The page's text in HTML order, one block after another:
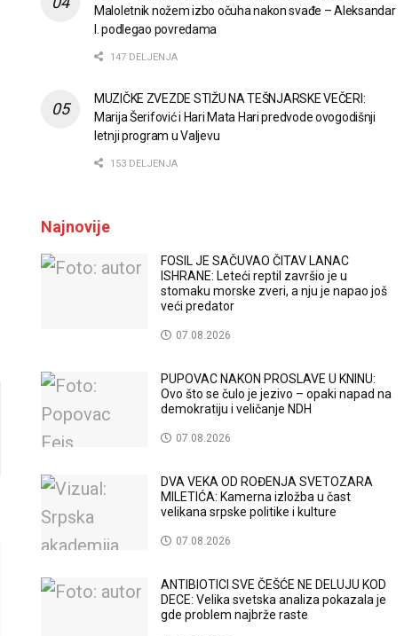
Maloletnik nožem izbo očuha nakon svađe – Aleksandar
I. podlegao povredama
147 DELJENJA
MUZIČKE ZVEZDE STIŽU NA TEŠNJARSKE VEČERI:
Marija Šerifović i Hari Mata Hari predvode ovogodišnji
letnji program u Valjevu
153 DELJENJA
Najnovije
FOSIL JE SAČUVAO ČITAV LANAC
ISHRANE: Leteći reptil završio je u
stomaku morske zveri, a nju je napao još
veći predator
07.08.2026
PUPOVAC NAKON PROSLAVE U KNINU:
Ovo što se čulo je jezivo – opaki napad na
demokratiju i veličanje NDH
07.08.2026
DVA VEKA OD ROĐENJA SVETOZARA
MILETIĆA: Kamerna izložba u čast
velikana srpske politike i kulture
07.08.2026
ANTIBIOTICI SVE ČEŠĆE NE DELUJU KOD
DECE: Velika svetska analiza pokazala je
gde problem najbrže raste